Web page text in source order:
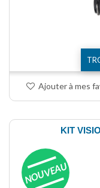
Ajouter à mes
KIT
NOUVEAU